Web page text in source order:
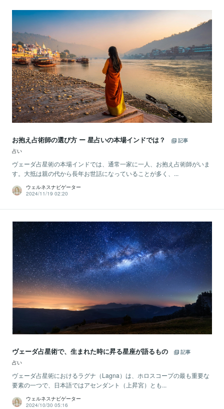
お抱え占術師の選び方 ー 星占いの本場インドでは？
記事
占い
ヴェーダ占星術の本場インドでは、通常一家に一人、お抱え占術師がいま
す。大抵は親の代から長年お世話になっていることが多く、...
ウェルネスナビゲーター
2024/11/19 02:20
ヴェーダ占星術で、生まれた時に昇る星座が語るもの
記事
占い
ヴェーダ占星術におけるラグナ（Lagna）は、ホロスコープの最も重要な
要素の一つで、日本語ではアセンダント（上昇宮）とも...
ウェルネスナビゲーター
2024/10/30 05:16